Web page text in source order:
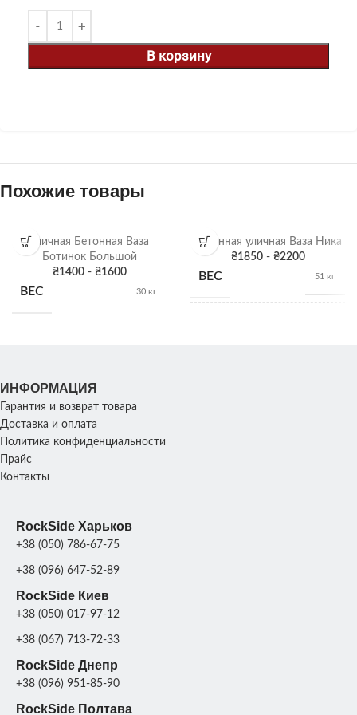
В корзину
Похожие товары
Уличная Бетонная Ваза
Ботинок Большой
₴1400 - ₴1600
ВЕС 30 кг
ПОКРАСКА
ДЕКОРА
патина
Бетонная уличная Ваза Ника
₴1850 - ₴2200
ВЕС 51 кг
ИНФОРМАЦИЯ
Гарантия и возврат товара
Доставка и оплата
Политика конфиденциальности
Прайс
Контакты
RockSide Харьков
+38 (050) 786-67-75
+38 (096) 647-52-89
RockSide Киев
+38 (050) 017-97-12
+38 (067) 713-72-33
RockSide Днепр
+38 (096) 951-85-90
RockSide Полтава